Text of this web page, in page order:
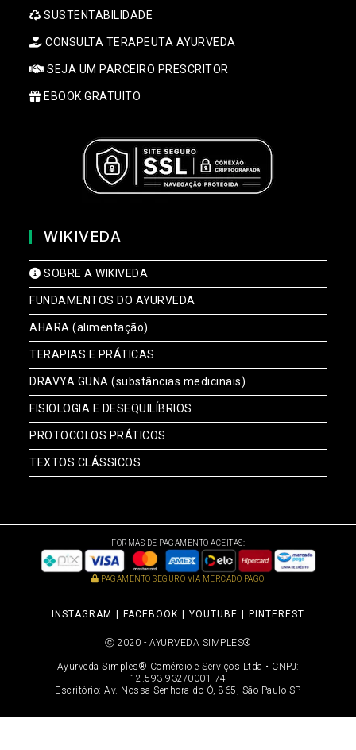
SUSTENTABILIDADE
CONSULTA TERAPEUTA AYURVEDA
SEJA UM PARCEIRO PRESCRITOR
EBOOK GRATUITO
WIKIVEDA
SOBRE A WIKIVEDA
FUNDAMENTOS DO AYURVEDA
AHARA (alimentação)
TERAPIAS E PRÁTICAS
DRAVYA GUNA (substâncias medicinais)
FISIOLOGIA E DESEQUILÍBRIOS
PROTOCOLOS PRÁTICOS
TEXTOS CLÁSSICOS
FORMAS DE PAGAMENTO ACEITAS:
PAGAMENTO SEGURO VIA MERCADO PAGO
INSTAGRAM FACEBOOK YOUTUBE PINTEREST
ⓒ 2020 - AYURVEDA SIMPLES®
Ayurveda Simples® Comércio e Serviços Ltda • CNPJ:
12.593.932/0001-74
Escritório: Av. Nossa Senhora do Ó, 865, São Paulo-SP